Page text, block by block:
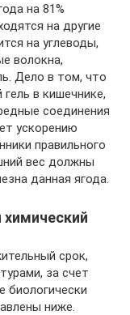
на 81%
на другие
на углеводы,
волокна,
Дело в том, что
в кишечнике,
соединения
ускорению
правильного
вес должны
данная ягода.
срок,
за счет
биологически
ниже.